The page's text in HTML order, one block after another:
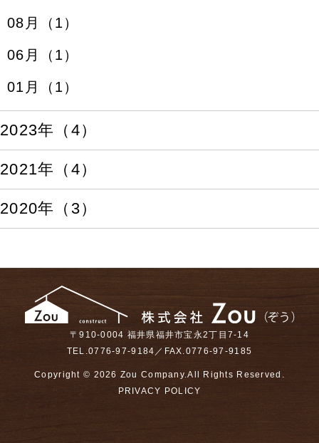
08月（1）
06月（1）
01月（1）
2023年（4）
2021年（4）
2020年（3）
〒910-0004 福井県福井市宝永2丁目7-14
TEL.0776-97-9184／FAX.0776-97-9185
Copyright © 2026 Zou Company.All Rights Reserved.
PRIVACY POLICY